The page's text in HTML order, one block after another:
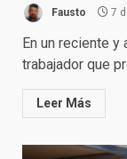
Fausto 7
En un reciente y
trabajador que
Leer Más